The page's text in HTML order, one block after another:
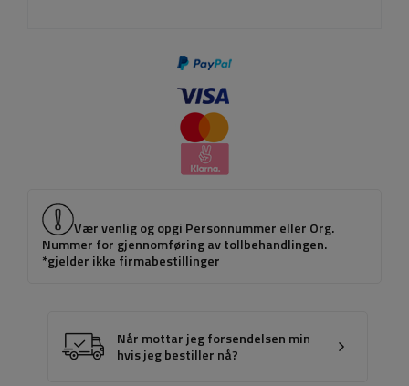
Vær venlig og opgi Personnummer eller Org.
Nummer for gjennomføring av tollbehandlingen.
*gjelder ikke firmabestillinger
Når mottar jeg forsendelsen min
hvis jeg bestiller nå?